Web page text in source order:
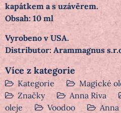
kapátkem a s uzávěrem.
Obsah: 10 ml
Vyrobeno v USA.
Distributor: Arammagnus
Více z kategorie
Kategorie Magické
Značky
Anna Riva
oleje
Voodoo Anna